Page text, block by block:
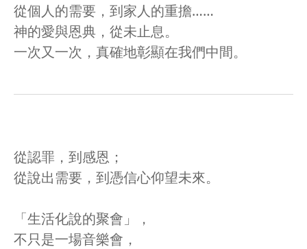
從個人的需要，到家人的重擔……
神的愛與恩典，從未止息。
一次又一次，真確地彰顯在我們中間。
從認罪，到感恩；
從說出需要，到憑信心仰望未來。
「生活化說的聚會」，
不只是一場音樂會，